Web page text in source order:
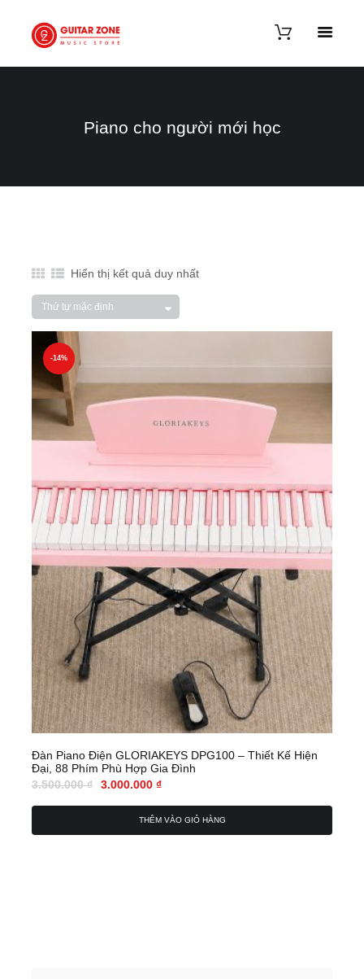
Piano cho người mới học
Hiển thị kết quả duy nhất
-14%
Đàn Piano Điện GLORIAKEYS DPG100 – Thiết Kế Hiện
Đại, 88 Phím Phù Hợp Gia Đình
3.500.000₫ 3.000.000 ₫
THÊM VÀO GIỎ HÀNG